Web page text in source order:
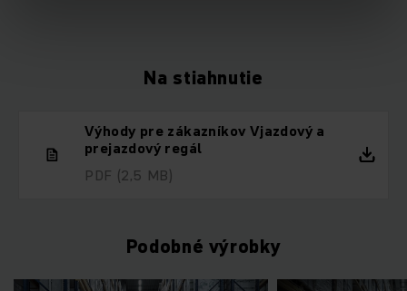
Na stiahnutie
Výhody pre zákazníkov Vjazdový a
prejazdový regál
PDF (2,5 MB)
Podobné výrobky